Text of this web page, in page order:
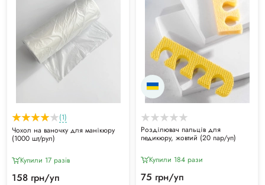
(1)
Чохол на ваночку для манікюру
(1000 шт/рул)
Купили 17 разiв
158 грн/уп
Розділювач пальців для
педикюру, жовтий (20 пар/уп)
Купили 184 рази
75 грн/уп